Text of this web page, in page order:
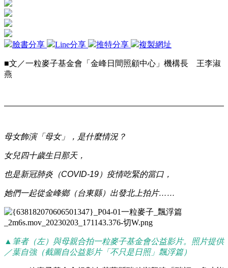
臉書分享 Line分享 推特分享 複製網址
■文／一粒麥子基金會「金峰日間照顧中心」機構長 王李淑
燕
母女飾演「母女」，是什麼情況？
女兒四十歲生日那天，
也是新冠肺炎（COVID-19）疫情吃緊的當口，
她們一起從金峰鄉（台東縣）出發北上拍片……
▲ 筆者（左）與母親合拍一粒麥子基金會公益影片。照片提供
／葉自強（截圖自公益影片「不只是日照」飄浮篇）